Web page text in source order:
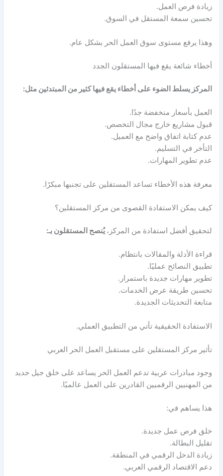
زيادة فرص العمل.
تحسين سمعة المستقل في السوق.
وهذا يرفع مستوى سوق العمل الحر بشكل عام.
أخطاء شائعة يقع فيها المستقلون الجدد
المركز يسلط الضوء على أخطاء يقع فيها كثير من المبتدئين مثل:
العمل بأسعار منخفضة جدًا.
قبول مشاريع خارج مجال التخصص.
عدم كتابة اتفاق واضح مع العميل.
التأخر في التسليم.
عدم تطوير المهارات.
معرفة هذه الأخطاء تساعد المستقلين على تجنبها مبكرًا.
كيف يمكن الاستفادة القصوى من مركز المستقلين؟
لتحقيق أفضل استفادة من المركز،يُنصح المستقلون بـ:
قراءة الأدلة والمقالات بانتظام.
تطبيق النصائح عمليًا.
تطوير مهارات جديدة باستمرار.
تحسين طريقة عرض الخدمات.
متابعة التحديثات الجديدة.
الاستفادة الحقيقية تأتي من التطبيق العملي.
تأثير مركز المستقلين على مستقبل العمل الحر العربي
وجود مبادرات عربية تدعم العمل الحر يساعد على خلق جيل جديد
من المهنيين الرقميين القادرين على العمل عالميًا.
هذا يساهم في:
خلق فرص عمل جديدة.
تقليل البطالة.
زيادة الدخل الرقمي في المنطقة.
دعم الاقتصاد الرقمي العربي.